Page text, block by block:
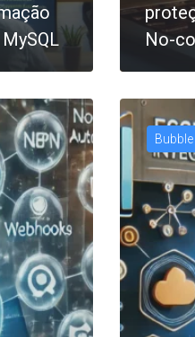
0
No-
LEIA
Bubble